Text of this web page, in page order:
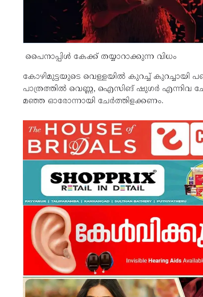
പെെനാപ്പിള്‍ കേക്ക് തയ്യാറാക്കുന്ന വിധം
കോഴിമുട്ടയുടെ വെള്ളയില്‍ കുറച്ച് കുറച്ചായി
പാത്രത്തില്‍ വെണ്ണ, ഐസിങ് ഷുഗര്‍ എന്നിവ
മഞ്ഞ ഓരോന്നായി ചേര്‍ത്തിളക്കണം.